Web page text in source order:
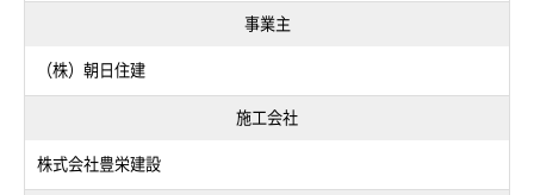
事業主
（株）朝日住建
施工会社
株式会社豊栄建設